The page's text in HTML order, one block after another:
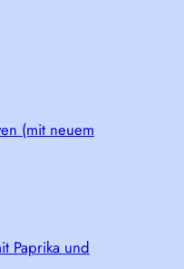
(mit neuem
Paprika und